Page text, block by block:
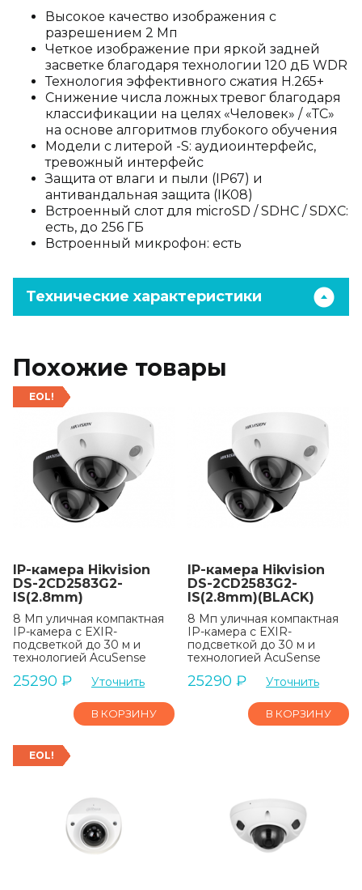
Высокое качество изображения с
разрешением 2 Мп
Четкое изображение при яркой задней
засветке благодаря технологии 120 дБ WDR
Технология эффективного сжатия H.265+
Снижение числа ложных тревог благодаря
классификации на целях «Человек» / «ТС»
на основе алгоритмов глубокого обучения
Модели с литерой -S: аудиоинтерфейс,
тревожный интерфейс
Защита от влаги и пыли (IP67) и
антивандальная защита (IK08)
Встроенный слот для microSD / SDHC / SDXC:
есть, до 256 ГБ
Встроенный микрофон: есть
Технические характеристики
Похожие товары
EOL!
IP-камера Hikvision
DS-2CD2583G2-
IS(2.8mm)
8 Мп уличная компактная
IP-камера с EXIR-
подсветкой до 30 м и
технологией AcuSense
25290 ₽ Уточнить
В КОРЗИНУ
IP-камера Hikvision
DS-2CD2583G2-
IS(2.8mm)(BLACK)
8 Мп уличная компактная
IP-камера с EXIR-
подсветкой до 30 м и
технологией AcuSense
25290 ₽ Уточнить
В КОРЗИНУ
EOL!